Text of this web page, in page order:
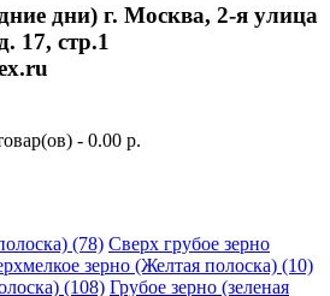
дни) г. Москва, 2-я улица
17, стр.1
- 0.00 р.
(78) Сверх грубое зерно
зерно (Желтая полоска) (10)
(108) Грубое зерно (зеленая